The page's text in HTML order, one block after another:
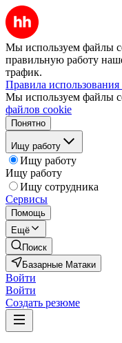
Мы используем файлы
правильную работу
трафик.
Правила
Мы используем файлы
файлов cookie
Понятно
Ищу работу
Ищу работу
Ищу работу
Ищу сотрудника
Сервисы
Помощь
Ещё
Поиск
Базарные Матаки
Войти
Войти
Создать резюме